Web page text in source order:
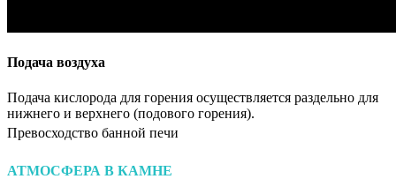
Подача воздуха
Подача кислорода для горения осуществляется раздельно для
нижнего и верхнего (подового горения).
Превосходство банной печи
АТМОСФЕРА В КАМНЕ